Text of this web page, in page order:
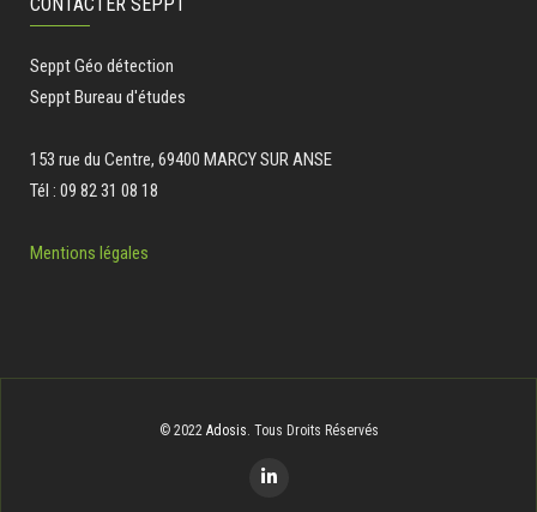
Seppt Géo détection
Seppt Bureau d'études
153 rue du Centre, 69400 MARCY SUR ANSE
Tél : 09 82 31 08 18
Mentions légales
© 2022 Adosis. Tous Droits Réservés